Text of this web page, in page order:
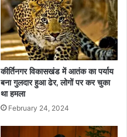
कीर्तिनगर विकासखंड में आतंक का पर्याय
बना गुलदार हुआ ढेर, लोगों पर कर चुका
था हमला
February 24, 2024